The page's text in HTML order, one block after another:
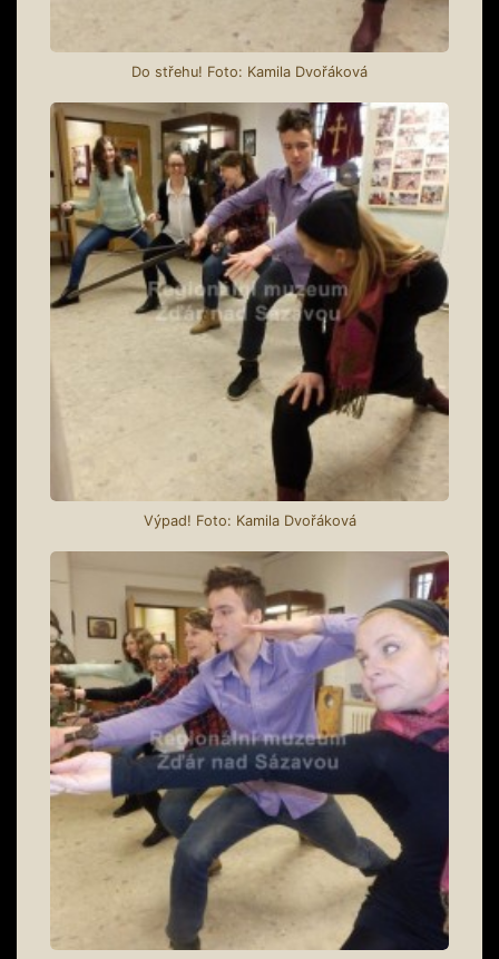
Do střehu! Foto: Kamila Dvořáková
Výpad! Foto: Kamila Dvořáková